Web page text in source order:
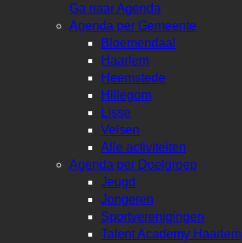
Ga naar Agenda
Agenda per Gemeente
Bloemendaal
Haarlem
Heemstede
Hillegom
Lisse
Velsen
Alle activiteiten
Agenda per Doelgroep
Jeugd
Jongeren
Sportverenigingen
Talent Academy Haarlem